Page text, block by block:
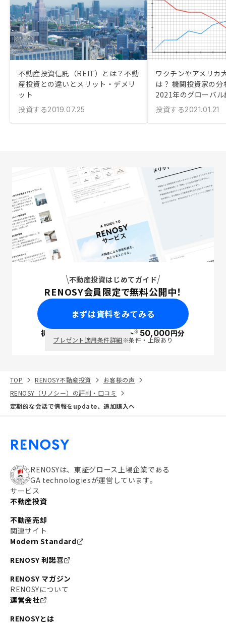
不動産投資信託（REIT）とは？不動
産投資との違いとメリット・デメリ
ット
投資する2019.07.25
ワクチンやアメリカ
は？ 機関投資家の
2021年のグローバ
投資する2021.01.21
不動産投資はじめてガイド
RENOSY会員限定で無料公開中！
まずは資料をみてみる
初回面談で ポイント※50,000円分
プレゼント適用条件詳細※条件・上限あり
TOP RENOSY不動産投資
お客様の声
RENOSY（リノシー）の評判・口コミ
定期的な会話で情報をupdate、追加購入へ
RENOSYは、東証グロース上場企業である
GA technologiesが運営しています。
サービス
不動産投資
不動産売却
関連サイト
Modern Standard
RENOSY 利諾喜
RENOSY マガジン
RENOSYについて
運営会社
RENOSYとは